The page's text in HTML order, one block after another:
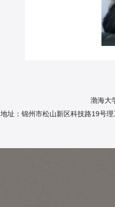
渤海大
地址：锦州市松山新区科技路19号理